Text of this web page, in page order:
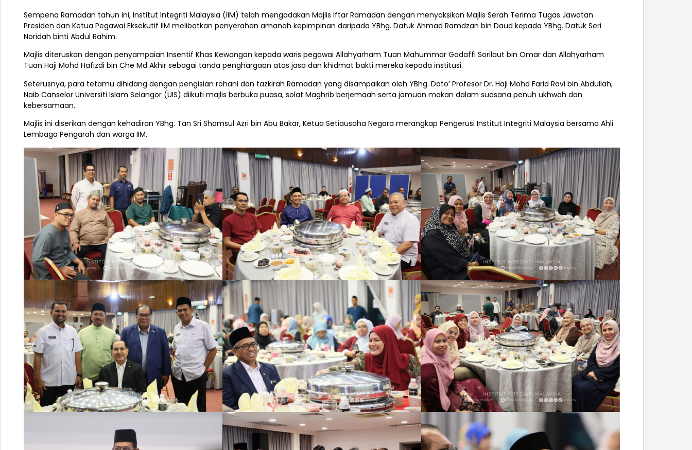
Sempena Ramadan tahun ini, Institut Integriti Malaysia (IIM) telah mengadakan Majlis Iftar Ramadan dengan menyaksikan Majlis Serah Terima Tugas Jawatan
Presiden dan Ketua Pegawai Eksekutif IIM melibatkan penyerahan amanah kepimpinan daripada YBhg. Datuk Ahmad Ramdzan bin Daud kepada YBhg. Datuk Seri
Noridah binti Abdul Rahim.
Majlis diteruskan dengan penyampaian Insentif Khas Kewangan kepada waris pegawai Allahyarham Tuan Mahummar Gadaffi Sorilaut bin Omar dan Allahyarham
Tuan Haji Mohd Hafizdi bin Che Md Akhir sebagai tanda penghargaan atas jasa dan khidmat bakti mereka kepada institusi.
Seterusnya, para tetamu dihidang dengan pengisian rohani dan tazkirah Ramadan yang disampaikan oleh YBhg. Dato’ Profesor Dr. Haji Mohd Farid Ravi bin Abdullah,
Naib Canselor Universiti Islam Selangor (UIS) diikuti majlis berbuka puasa, solat Maghrib berjemaah serta jamuan makan dalam suasana penuh ukhwah dan
kebersamaan.
Majlis ini diserikan dengan kehadiran YBhg. Tan Sri Shamsul Azri bin Abu Bakar, Ketua Setiausaha Negara merangkap Pengerusi Institut Integriti Malaysia bersama Ahli
Lembaga Pengarah dan warga IIM.